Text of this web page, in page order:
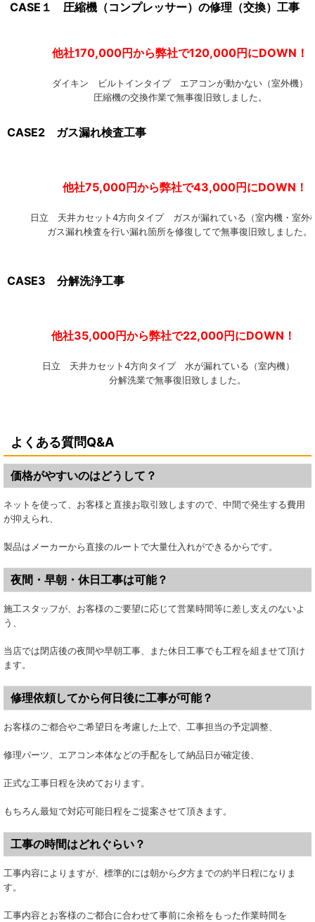
CASE１ 圧縮機（コンプレッサー）の修理（交換）工事
他社170,000円から弊社で120,000円に
ダイキン ビルトインタイプ エアコンが動かない（室外機）
圧縮機の交換作業で無事復旧致しました。
CASE2 ガス漏れ検査工事
他社75,000円から弊社で43,000円にDOWN！
日立 天井カセット4方向タイプ ガスが漏れている（室内機・室外
ガス漏れ検査を行い漏れ箇所を修復してで無事復旧致しました。
CASE3 分解洗浄工事
他社35,000円から弊社で22,000円にDOWN！
日立 天井カセット4方向タイプ 水が漏れている（室内機
分解洗業で無事復旧致しました。
よくある質問Q&A
価格がやすいのはどうして？
ネットを使って、お客様と直接お取引致しますので、中間で発生する費用
が抑えられ、
製品はメーカーから直接のルートで大量仕入れができるからです。
夜間・早朝・休日工事は可能？
施工スタッフが、お客様のご要望に応じて営業時間等に差し支えのないよ
う、
当店では閉店後の夜間や早朝工事、また休日工事でも工程を組ませて頂け
ます。
修理依頼してから何日後に工事が可能？
お客様のご都合やご希望日を考慮した上で、工事担当の予定調整、
修理パーツ、エアコン本体などの手配をして納品日が確定後、
正式な工事日程を決めております。
もちろん最短で対応可能日程をご提案させて頂きます。
工事の時間はどれぐらい？
工事内容によりますが、標準的には朝から夕方までの約半日程になりま
す。
工事内容とお客様のご都合に合わせて事前に余裕をもった作業時間を